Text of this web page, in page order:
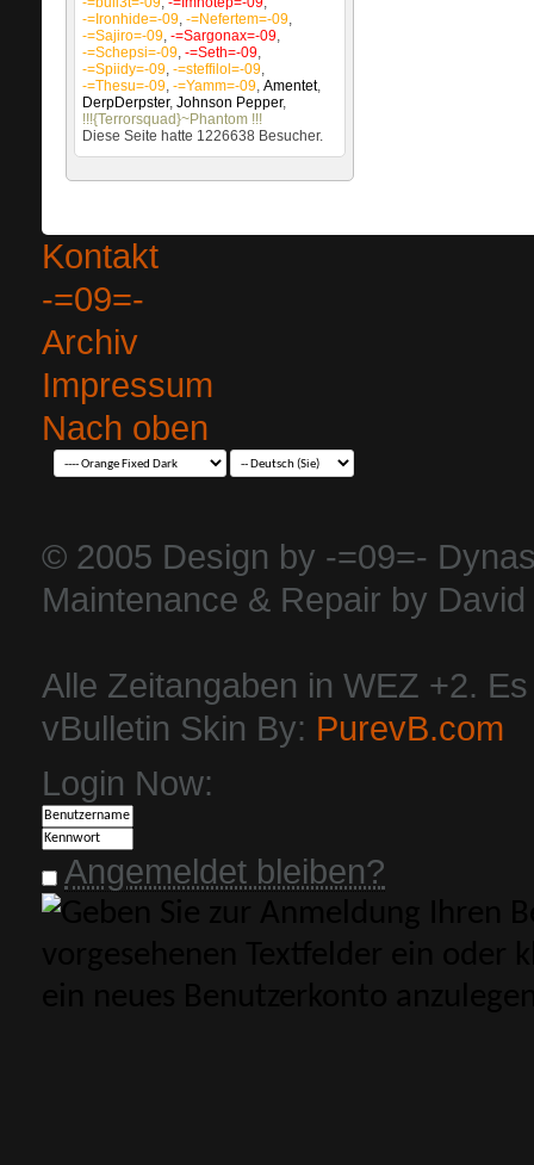
-=Ironhide=-09, -=Nefertem=-09,
-=Sajiro=-09, -=Sargonax=-09,
-=Schepsi=-09, -=Seth=-09,
-=Spiidy=-09, -=steffilol=-09,
-=Thesu=-09, -=Yamm=-09, Amentet,
DerpDerpster, Johnson Pepper,
!!!{Terrorsquad}~Phantom !!!
Diese Seite hatte 1226638 Besucher.
Kontakt
-=09=-
Archiv
Impressum
Nach oben
© 2005 Design by -=09=-
Maintenance & Repair by
Alle Zeitangaben in WEZ +2.
vBulletin Skin By: PurevB.com
Login Now:
Angemeldet bleiben?